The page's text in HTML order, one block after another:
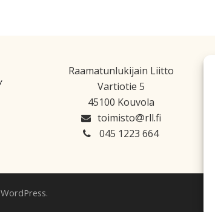
Raamatunlukijain Liitto
Vartiotie 5
45100 Kouvola
toimisto
rll.fi
045 1223 664
WordPress.